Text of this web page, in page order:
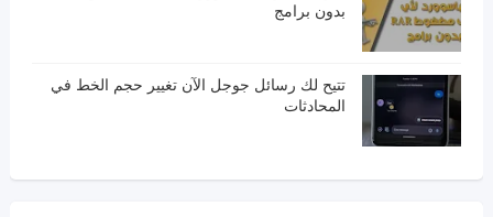
بدون برامج
تتيح لك رسائل جوجل الآن تغيير حجم الخط في
المحادثات